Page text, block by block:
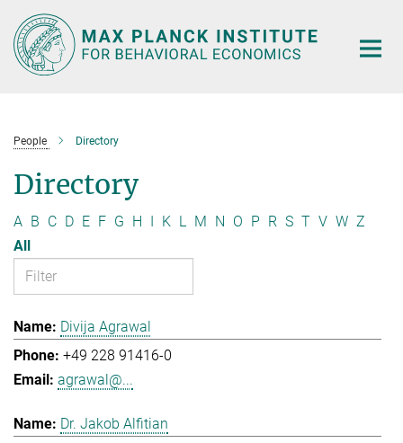
Main-
Content
People Directory
Directory
A B C D E F G H I K L M N O P R S T V W Z
All
Divija Agrawal
+49 228 91416-0
agrawal@...
Dr. Jakob Alfitian